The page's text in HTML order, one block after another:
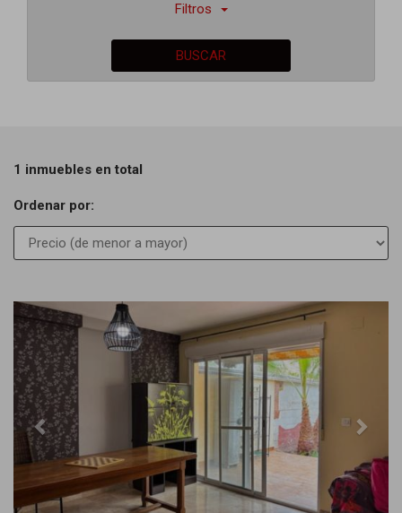
Filtros
BUSCAR
1 inmuebles en total
Ordenar por:
Previous